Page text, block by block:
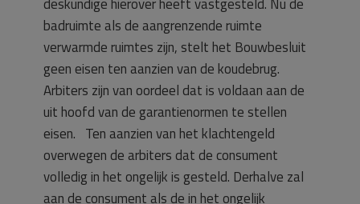
badruimte als de aangrenzende ruimte
verwarmde ruimtes zijn, stelt het Bouwbesluit
geen eisen ten aanzien van de koudebrug.
Arbiters zijn van oordeel dat is voldaan aan de
uit hoofd van de garantienormen te stellen
eisen. Ten aanzien van het klachtengeld
overwegen de arbiters dat de consument
volledig in het ongelijk is gesteld. Derhalve zal
aan de consument als de in het ongelijk